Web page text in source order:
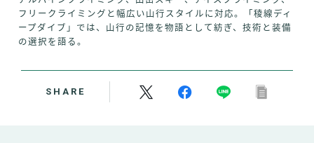
フリークライミングと幅広い山行スタイルに対応。「稜線ディ
ープダイブ」では、山行の記憶を物語として紡ぎ、技術と装備
の選択を語る。
SHARE